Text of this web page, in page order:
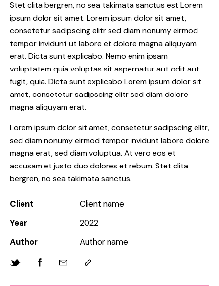
Stet clita bergren, no sea takimata sanctus est Lorem
ipsum dolor sit amet. Lorem ipsum dolor sit amet,
consetetur sadipscing elitr sed diam nonumy eirmod
tempor invidunt ut labore et dolore magna aliquyam
erat. Dicta sunt explicabo. Nemo enim ipsam
voluptatem quia voluptas sit aspernatur aut odit aut
fugit, quia. Dicta sunt explicabo Lorem ipsum dolor sit
amet, consetetur sadipscing elitr sed diam dolore
magna aliquyam erat.
Lorem ipsum dolor sit amet, consetetur sadipscing elitr,
sed diam nonumy eirmod tempor invidunt labore dolore
magna erat, sed diam voluptua. At vero eos et
accusam et justo duo dolores et rebum. Stet clita
bergren, no sea takimata sanctus.
Client
Client name
Year
2022
Author
Author name